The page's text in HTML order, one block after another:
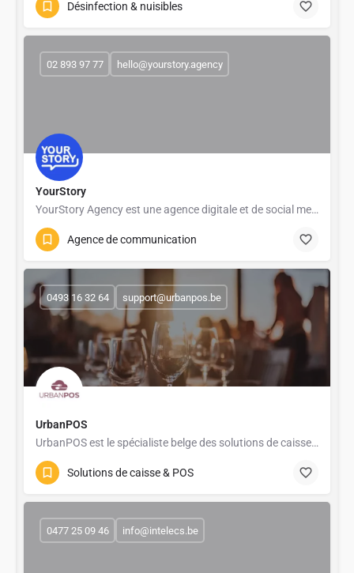
Désinfection & nuisibles
YourStory
YourStory Agency est une agence digitale et de social media marketing basée à Bruxelles, spécialisée dans…
02 893 97 77 hello@yourstory.agency
Agence de communication
UrbanPOS
UrbanPOS est le spécialiste belge des solutions de caisse enregistreuse et de gestion pour les commerces,…
0493 16 32 64 support@urbanpos.be
Solutions de caisse & POS
0477 25 09 46 info@intelecs.be